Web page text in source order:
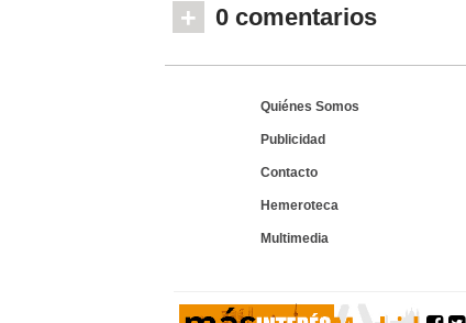
+ 0 comentarios
Quiénes Somos
Publicidad
Contacto
Hemeroteca
Multimedia